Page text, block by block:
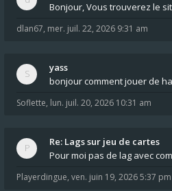
Bonjour, Vous trouverez le
dlan67, mer. juil. 22, 2026 9:31 am
yass
bonjour comment jouer de
Soflette, lun. juil. 20, 2026 10:31 am
Re: Lags sur jeu de cartes
Pour moi pas de lag avec
Playerdingue, ven. juin 19, 2026 5:37 pm